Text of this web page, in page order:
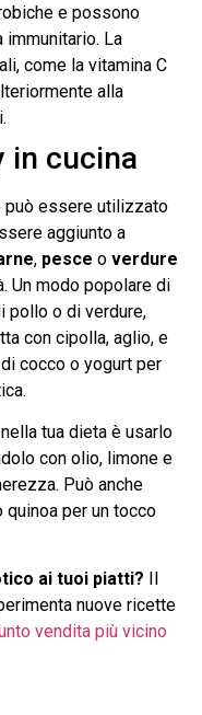
e possono
La
come la vitamina C
alla
in cucina
può essere utilizzato
aggiunto a
, pesce o verdure
Un modo popolare di
pollo o di verdure,
con cipolla, aglio, e
cocco o yogurt per
tua dieta è usarlo
con olio, limone e
Può anche
per un tocco
ai tuoi piatti?
nuove ricette
vendita più vicino